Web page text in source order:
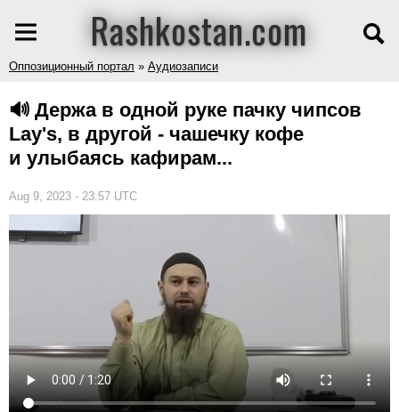
Rashkostan.com
Оппозиционный портал » Аудиозаписи
🔊 Держа в одной руке пачку чипсов
Lay's, в другой - чашечку кофе
и улыбаясь кафирам...
Aug 9, 2023 - 23:57 UTC